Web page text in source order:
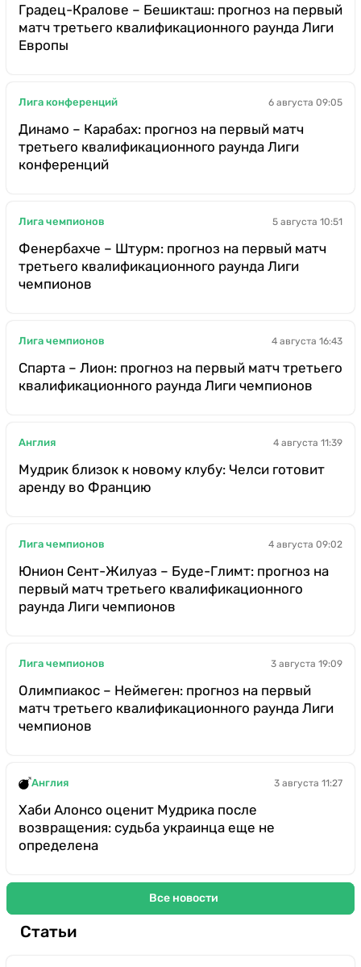
Градец-Кралове – Бешикташ: прогноз на первый
матч третьего квалификационного раунда Лиги
Европы
Лига конференций 6 августа 09:05
Динамо – Карабах: прогноз на первый матч
третьего квалификационного раунда Лиги
конференций
Лига чемпионов 5 августа 10:51
Фенербахче – Штурм: прогноз на первый матч
третьего квалификационного раунда Лиги
чемпионов
Лига чемпионов 4 августа 16:43
Спарта – Лион: прогноз на первый матч третьего
квалификационного раунда Лиги чемпионов
Англия 4 августа 11:39
Мудрик близок к новому клубу: Челси готовит
аренду во Францию
Лига чемпионов 4 августа 09:02
Юнион Сент-Жилуаз – Буде-Глимт: прогноз на
первый матч третьего квалификационного
раунда Лиги чемпионов
Лига чемпионов 3 августа 19:09
Олимпиакос – Неймеген: прогноз на первый
матч третьего квалификационного раунда Лиги
чемпионов
Англия 3 августа 11:27
Хаби Алонсо оценит Мудрика после
возвращения: судьба украинца еще не
определена
Все новости
Статьи